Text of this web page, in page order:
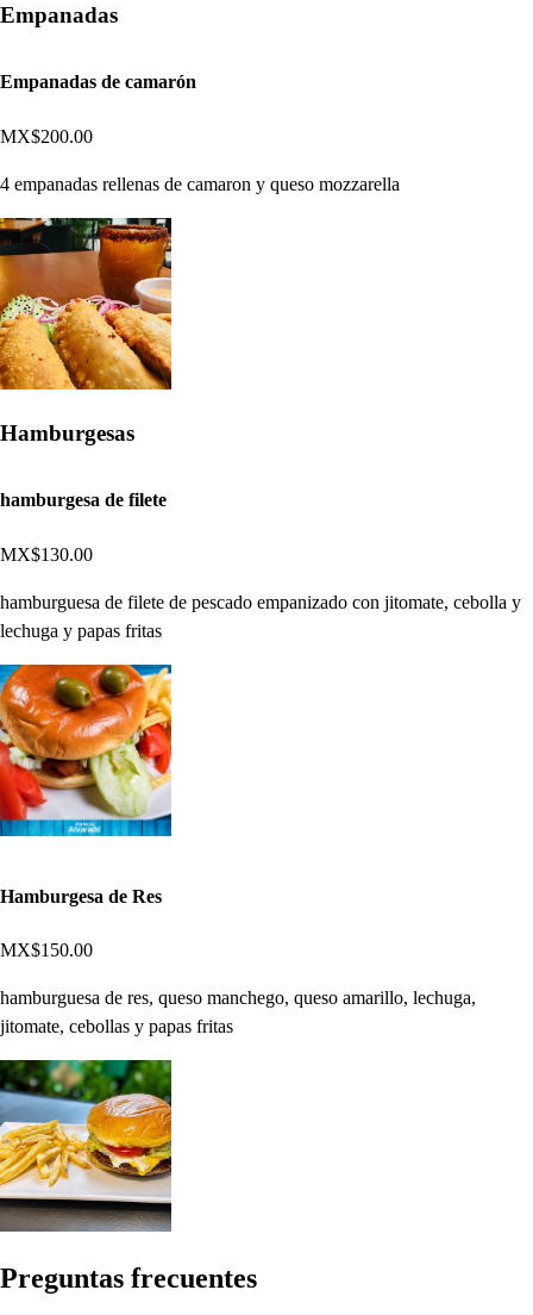
Empanadas
Empanadas de camarón
MX$200.00
4 empanadas rellenas de camaron y queso mozzarella
Hamburgesas
hamburgesa de filete
MX$130.00
hamburguesa de filete de pescado empanizado con jitomate, cebolla y
lechuga y papas fritas
Hamburgesa de Res
MX$150.00
hamburguesa de res, queso manchego, queso amarillo, lechuga,
jitomate, cebollas y papas fritas
Preguntas frecuentes